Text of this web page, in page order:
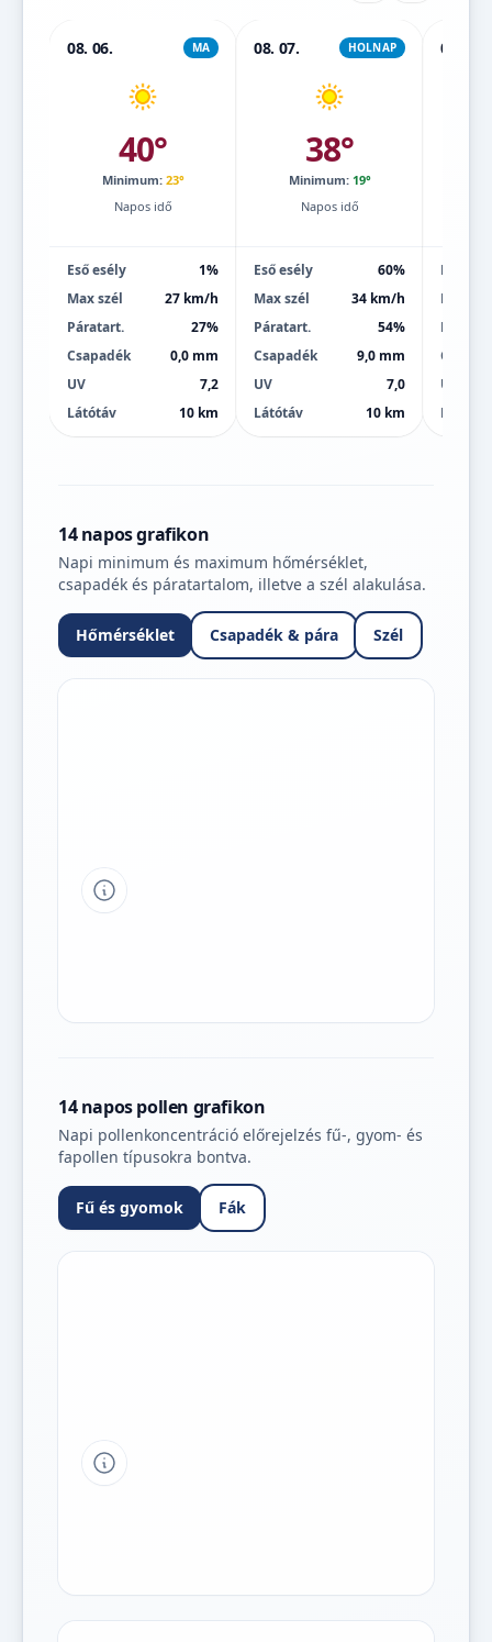
08. 06. MA
40°
Minimum: 23°
Napos idő
Eső esély
1%
Max szél
27 km/h
Páratart.
27%
Csapadék
0,0 mm
UV
7,2
Látótáv
10 km
08. 07. HOLNAP
38°
Minimum: 19°
Napos idő
Eső esély
60%
Max szél
34 km/h
Páratart.
54%
Csapadék
9,0 mm
UV
7,0
Látótáv
10 km
08. 08.
Eső
Max
UV
Látótáv
14 napos grafikon
Napi minimum és maximum hőmérséklet,
csapadék és páratartalom, illetve a szél alakulása.
Hőmérséklet Csapadék & pára Szél
Tipp a grafikon jelmagyarázatához
14 napos pollen grafikon
Napi pollenkoncentráció előrejelzés fű-, gyom- és
fapollen típusokra bontva.
Fű és gyomok Fák
Tipp a grafikon jelmagyarázatához